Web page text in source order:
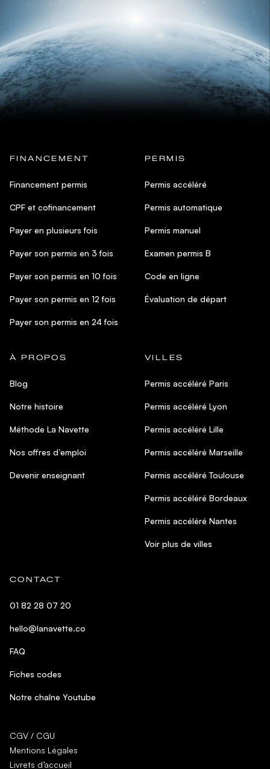
FINANCEMENT
Financement permis
CPF et cofinancement
Payer en plusieurs fois
Payer son permis en 3 fois
Payer son permis en 10 fois
Payer son permis en 12 fois
Payer son permis en 24 fois
PERMIS
Permis accéléré
Permis automatique
Permis manuel
Examen permis B
Code en ligne
Évaluation de départ
À PROPOS
Blog
Notre histoire
Méthode La Navette
Nos offres d’emploi
Devenir enseignant
VILLES
Permis accéléré Paris
Permis accéléré Lyon
Permis accéléré Lille
Permis accéléré Marseille
Permis accéléré Toulouse
Permis accéléré Bordeaux
Permis accéléré Nantes
Voir plus de villes
CONTACT
01 82 28 07 20
hello@lanavette.co
FAQ
Fiches codes
Notre chaîne Youtube
CGV / CGU
Mentions Légales
Livrets d’accueil